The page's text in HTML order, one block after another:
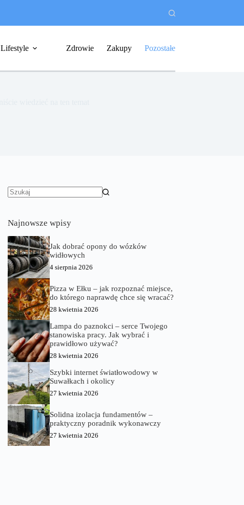
Lifestyle Zdrowie Zakupy Pozostałe
Najnowsze wpisy
Jak dobrać opony do wózków
widłowych
4 sierpnia 2026
Pizza w Ełku – jak rozpoznać miejsce,
do którego naprawdę chce się wracać?
28 kwietnia 2026
Lampa do paznokci – serce Twojego
stanowiska pracy. Jak wybrać i
prawidłowo używać?
28 kwietnia 2026
Szybki internet światłowodowy w
Suwałkach i okolicy
27 kwietnia 2026
Solidna izolacja fundamentów –
praktyczny poradnik wykonawczy
27 kwietnia 2026